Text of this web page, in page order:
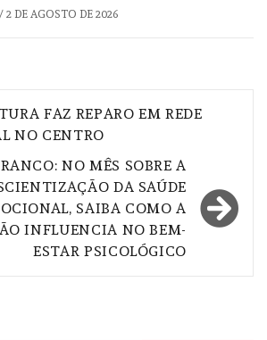
/ 2 DE AGOSTO DE 2026
FAZ REPARO EM REDE
NO CENTRO
NO MÊS SOBRE A
DA SAÚDE
SAIBA COMO A
INFLUENCIA NO BEM-
ESTAR PSICOLÓGICO